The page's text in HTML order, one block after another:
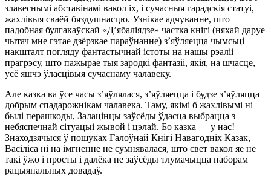
злавеснымі абставінамі вакол іх, і сучасныя гарадскія статуі,
жахлівыя сваёй бяздушнасцю. Узнікае адчуванне, што
падобная булгакаўскай «Д’ябаліядзе» частка кнігі (няхай даруе
чытач мне гэтае дзёрзкае параўнанне) з’яўляецца чымсьці
накшталт погляду фантастычнай істоты на нашы рэаліі
прагрэсу, што пажырае тыя зародкі фантазіі, якія, на шчасце,
усё яшчэ ўласцівыя сучаснаму чалавеку.
Але казка ва ўсе часы з’яўлялася, з’яўляецца і будзе з’яўляцца
добрым спадарожнікам чалавека. Таму, якімі б жахлівымі ні
былі перашкоды, Залацінцы заўсёды ўдасца выбрацца з
небяспечнай сітуацыі жывой і цэлай. Бо казка — у нас!
Знаходзячыся ў пошуках Галоўнай Кнігі Навагодніх Казак,
Васіліса ні на імгненне не сумнявалася, што свет вакол яе не
такі ўжо і просты і далёка не заўсёды тлумачыцца наборам
рацыянальных довадаў.